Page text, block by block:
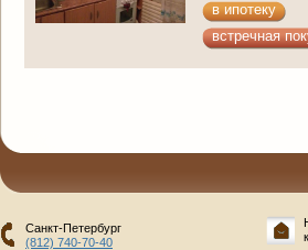
в ипотеку
встречная
Санкт-Петербург
(812) 740-70-40